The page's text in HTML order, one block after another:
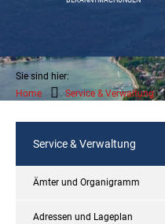
Sie sind hier:
Home
Service & Verwaltung
Service & Verwaltung
Ämter und Organigramm
Adressen und Lageplan